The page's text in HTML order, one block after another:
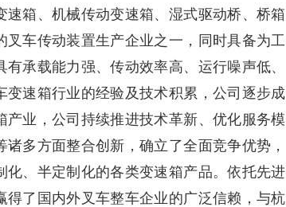
箱、机械传动变速箱、湿式驱动桥、桥箱
车传动装置生产企业之一，同时具备为工
承载能力强、传动效率高、运行噪声低、
速箱行业的经验及技术积累，公司逐步成
业，公司持续推进技术革新、优化服务模
多方面整合创新，确立了全面竞争优势，
、半定制化的各类变速箱产品。依托先进
了国内外叉车整车企业的广泛信赖，与杭